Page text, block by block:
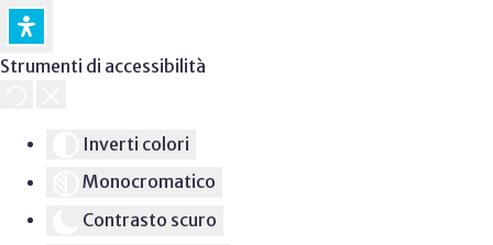
Strumenti di accessibilità
Inverti colori
Monocromatico
Contrasto scuro